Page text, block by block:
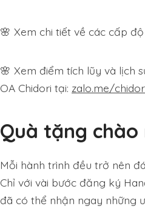
🌸 Xem chi tiết về các cấp
🌸 Xem điểm tích lũy và lịch
OA Chidori tại: zalo.me/
Quà tặng
Mỗi hành trình đều trở nên
Chỉ với vài bước đăng ký
đã có thể nhận ngay những